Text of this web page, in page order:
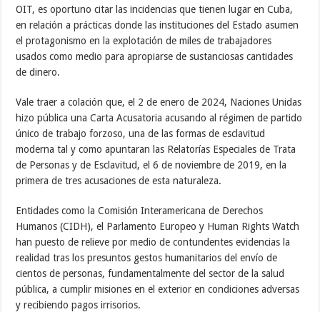
OIT, es oportuno citar las incidencias que tienen lugar en Cuba,
en relación a prácticas donde las instituciones del Estado asumen
el protagonismo en la explotación de miles de trabajadores
usados como medio para apropiarse de sustanciosas cantidades
de dinero.
Vale traer a colación que, el 2 de enero de 2024, Naciones Unidas
hizo pública una Carta Acusatoria acusando al régimen de partido
único de trabajo forzoso, una de las formas de esclavitud
moderna tal y como apuntaran las Relatorías Especiales de Trata
de Personas y de Esclavitud, el 6 de noviembre de 2019, en la
primera de tres acusaciones de esta naturaleza.
Entidades como la Comisión Interamericana de Derechos
Humanos (CIDH), el Parlamento Europeo y Human Rights Watch
han puesto de relieve por medio de contundentes evidencias la
realidad tras los presuntos gestos humanitarios del envío de
cientos de personas, fundamentalmente del sector de la salud
pública, a cumplir misiones en el exterior en condiciones adversas
y recibiendo pagos irrisorios.